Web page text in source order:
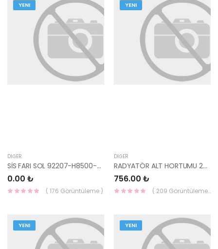
YENI
DIĞER
SİS FARI SOL 92207-H8500-HMC
0.00 ₺
( 176 Görüntüleme )
YENI
DIĞER
RADYATÖR ALT HORTUMU 25411-1F350 25411-2E350 -KORE
756.00 ₺
( 209 Görüntüleme )
YENI YENI